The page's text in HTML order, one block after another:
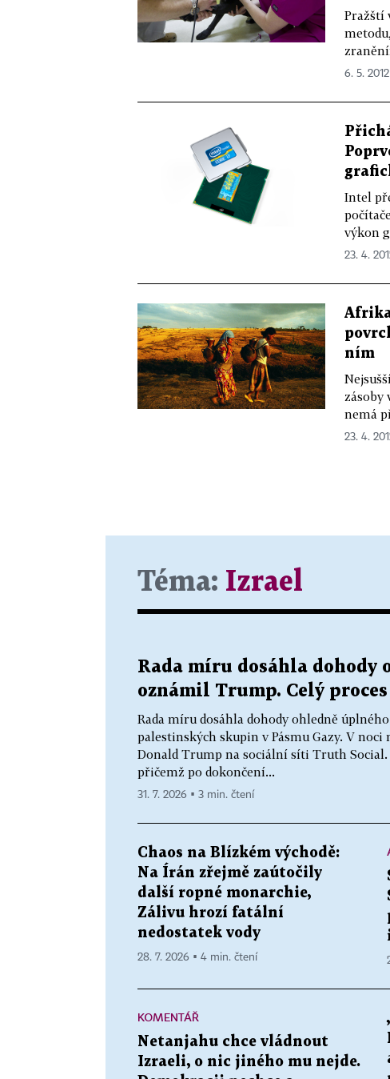
Pražští
6. 5. 2012
Intel
výkon
23. 4.
ním
zásoby
nemá
23. 4.
Téma: Izrael
Rada míru dosáhla dohody
oznámil Trump. Celý
Rada míru dosáhla dohody ohledně
palestinských skupin v Pásmu Gazy. V
Donald Trump na sociální síti Truth Social.
přičemž po dokončení...
31. 7. 2026 ▪ 3 min. čtení
Chaos na Blízkém východě:
Na Írán zřejmě zaútočily
další ropné monarchie,
Zálivu hrozí fatální
nedostatek vody
28. 7. 2026 ▪ 4 min. čtení
KOMENTÁŘ
Netanjahu chce vládnout
Izraeli, o nic jiného mu nejde.